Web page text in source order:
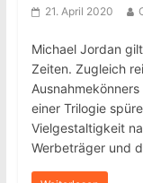
21. April 2020
Michael Jordan
Zeiten. Zugleich
einer Trilogie
Vielgestaltigkeit
Werbeträger und